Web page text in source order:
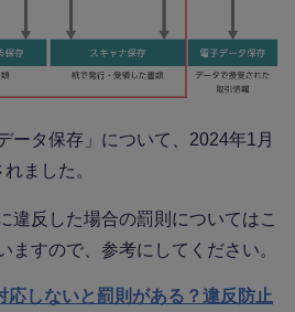
ータ保存」について、2024年1月
ました。
違反した場合の罰則についてはこ
ますので、参考にしてください。
応しないと罰則がある？違反防止